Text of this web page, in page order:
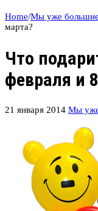
Home/Мы уже большие
марта?
Что
февраля и
21 января 2014 Мы